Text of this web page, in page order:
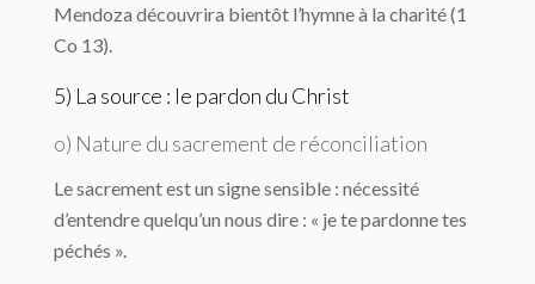
Mendoza découvrira bientôt l’hymne à la charité (1
Co 13).
5) La source : le pardon du Christ
o) Nature du sacrement de réconciliation
Le sacrement est un signe sensible : nécessité
d’entendre quelqu’un nous dire : « je te pardonne tes
péchés ».